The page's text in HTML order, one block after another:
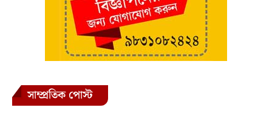
সাম্প্রতিক পোস্ট